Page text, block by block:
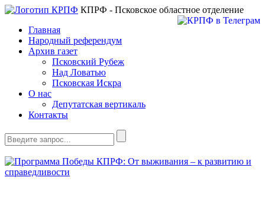
КПРФ - Псковское областное отделение
Главная
Народный референдум
Архив газет
Псковский Рубеж
Над Ловатью
Псковская Искра
О нас
Депутатская вертикаль
Контакты